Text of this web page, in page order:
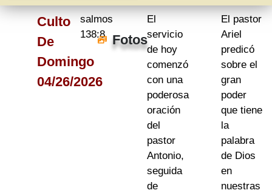
Culto
De
Domingo
04/26/2026
salmos
138:8
Fotos
El
servicio
de hoy
comenzó
con una
poderosa
oración
del
pastor
Antonio,
seguida
de
El pastor
Ariel
predicó
sobre el
gran
poder
que tiene
la
palabra
de Dios
en
nuestras